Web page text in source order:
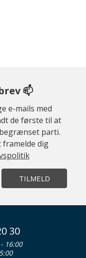
📫
e-mails med
de første til at
parti.
framelde dig
TILMELD
30
16:00